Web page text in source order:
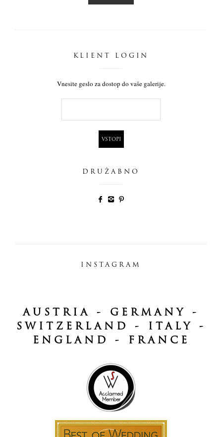
KLIENT LOGIN
Vnesite geslo za dostop do vaše galerije.
DRUŽABNO
INSTAGRAM
AUSTRIA - GERMANY -
SWITZERLAND - ITALY -
ENGLAND - FRANCE